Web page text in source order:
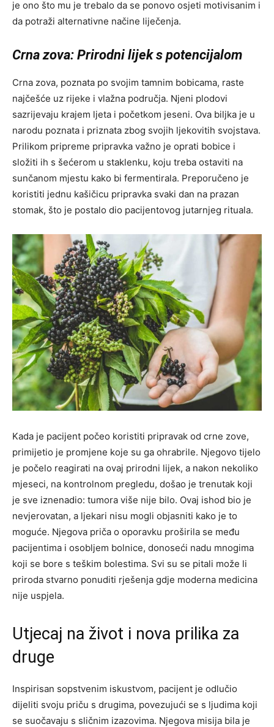
je ono što mu je trebalo da se ponovo osjeti motivisanim i
da potraži alternativne načine liječenja.
Crna zova: Prirodni lijek s potencijalom
Crna zova, poznata po svojim tamnim bobicama, raste
najčešće uz rijeke i vlažna područja. Njeni plodovi
sazrijevaju krajem ljeta i početkom jeseni. Ova biljka je u
narodu poznata i priznata zbog svojih ljekovitih svojstava.
Prilikom pripreme pripravka važno je oprati bobice i
složiti ih s šećerom u staklenku, koju treba ostaviti na
sunčanom mjestu kako bi fermentirala. Preporučeno je
koristiti jednu kašičicu pripravka svaki dan na prazan
stomak, što je postalo dio pacijentovog jutarnjeg rituala.
Kada je pacijent počeo koristiti pripravak od crne zove,
primijetio je promjene koje su ga ohrabrile. Njegovo tijelo
je počelo reagirati na ovaj prirodni lijek, a nakon nekoliko
mjeseci, na kontrolnom pregledu, došao je trenutak koji
je sve iznenadio: tumora više nije bilo. Ovaj ishod bio je
nevjerovatan, a ljekari nisu mogli objasniti kako je to
moguće. Njegova priča o oporavku proširila se među
pacijentima i osobljem bolnice, donoseći nadu mnogima
koji se bore s teškim bolestima. Svi su se pitali može li
priroda stvarno ponuditi rješenja gdje moderna medicina
nije uspjela.
Utjecaj na život i nova prilika za
druge
Inspirisan sopstvenim iskustvom, pacijent je odlučio
dijeliti svoju priču s drugima, povezujući se s ljudima koji
se suočavaju s sličnim izazovima. Njegova misija bila je